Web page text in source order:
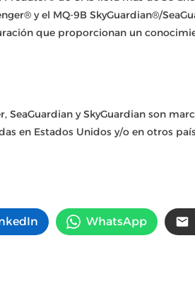
y el MQ-9B SkyGuardian®/
que proporcionan un
SeaGuardian y SkyGuardian son
en Estados Unidos y/o en otros
WhatsApp